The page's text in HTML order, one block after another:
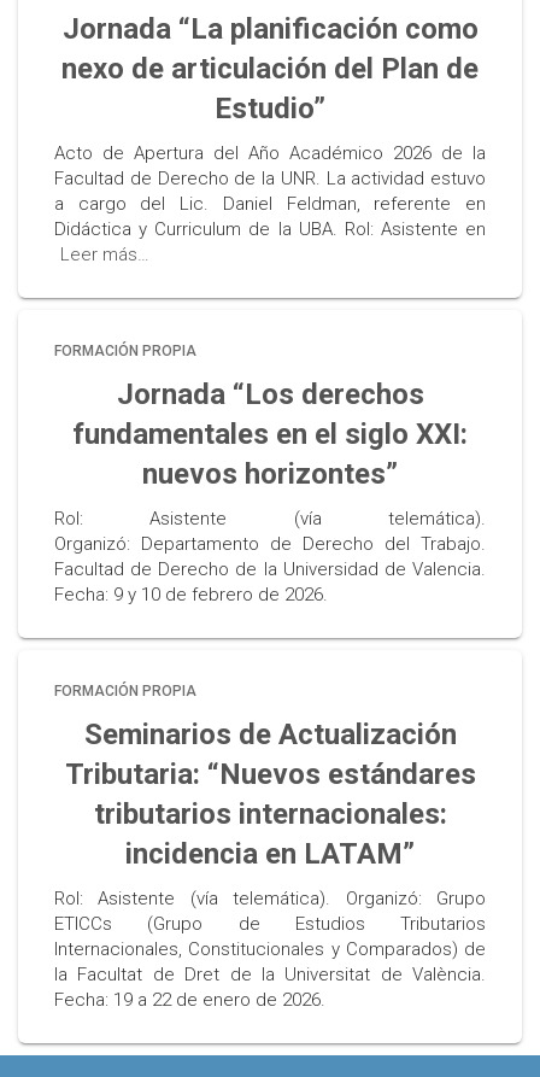
Jornada “La planificación como
nexo de articulación del Plan de
Estudio”
Acto de Apertura del Año Académico 2026 de la
Facultad de Derecho de la UNR. La actividad estuvo
a cargo del Lic. Daniel Feldman, referente en
Didáctica y Curriculum de la UBA. Rol: Asistente en
Leer más…
FORMACIÓN PROPIA
Jornada “Los derechos
fundamentales en el siglo XXI:
nuevos horizontes”
Rol: Asistente (vía telemática).
Organizó: Departamento de Derecho del Trabajo.
Facultad de Derecho de la Universidad de Valencia.
Fecha: 9 y 10 de febrero de 2026.
FORMACIÓN PROPIA
Seminarios de Actualización
Tributaria: “Nuevos estándares
tributarios internacionales:
incidencia en LATAM”
Rol: Asistente (vía telemática). Organizó: Grupo
ETICCs (Grupo de Estudios Tributarios
Internacionales, Constitucionales y Comparados) de
la Facultat de Dret de la Universitat de València.
Fecha: 19 a 22 de enero de 2026.